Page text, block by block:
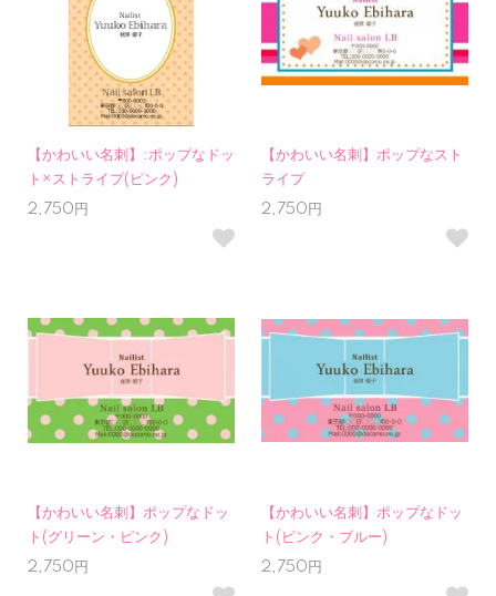
【かわいい名刺】:ポップなドッ
ト×ストライプ(ピンク)
2,750円
【かわいい名刺】ポップなスト
ライプ
2,750円
【かわいい名刺】ポップなドッ
ト(グリーン・ピンク)
2,750円
【かわいい名刺】ポップなドッ
ト(ピンク・ブルー)
2,750円